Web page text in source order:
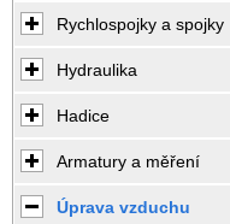
Rychlospojky a spojky
Hydraulika
Hadice
Armatury a měření
Úprava vzduchu